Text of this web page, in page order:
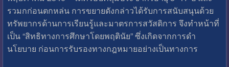
รวมกก่อนตกหล่น การขยายดังกล่าวได้รับการสนับสนุนด้วย
ทรัพยากรด้านการเรียนรู้และมาตรการสวัสดิการ จึงทำหน้าที่
เป็น “สิทธิทางการศึกษาโดยพฤตินัย” ซึ่งเกิดจากการดำ
นโยบาย ก่อนการรับรองทางกฎหมายอย่างเป็นทางการ